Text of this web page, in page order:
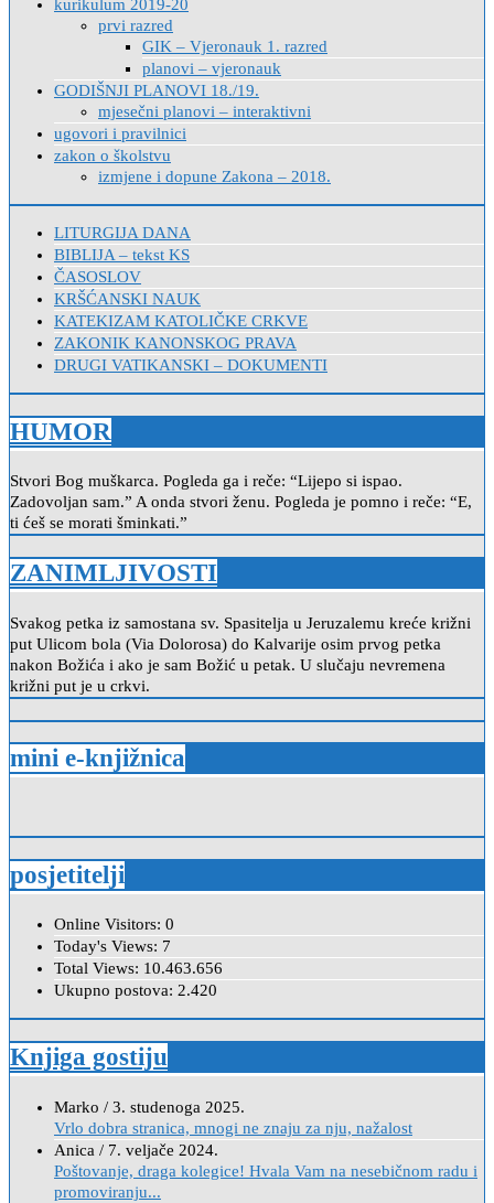
kurikulum 2019-20
prvi razred
GIK – Vjeronauk 1. razred
planovi – vjeronauk
GODIŠNJI PLANOVI 18./19.
mjesečni planovi – interaktivni
ugovori i pravilnici
zakon o školstvu
izmjene i dopune Zakona – 2018.
LITURGIJA DANA
BIBLIJA – tekst KS
ČASOSLOV
KRŠĆANSKI NAUK
KATEKIZAM KATOLIČKE CRKVE
ZAKONIK KANONSKOG PRAVA
DRUGI VATIKANSKI – DOKUMENTI
HUMOR
Stvori Bog muškarca. Pogleda ga i reče: “Lijepo si ispao.
Zadovoljan sam.” A onda stvori ženu. Pogleda je pomno i reče: “E,
ti ćeš se morati šminkati.”
ZANIMLJIVOSTI
Svakog petka iz samostana sv. Spasitelja u Jeruzalemu kreće križni
put Ulicom bola (Via Dolorosa) do Kalvarije osim prvog petka
nakon Božića i ako je sam Božić u petak. U slučaju nevremena
križni put je u crkvi.
mini e-knjižnica
posjetitelji
Online Visitors: 0
Today's Views: 7
Total Views: 10.463.656
Ukupno postova: 2.420
Knjiga gostiju
Marko / 3. studenoga 2025.
Vrlo dobra stranica, mnogi ne znaju za nju, nažalost
Anica / 7. veljače 2024.
Poštovanje, draga kolegice! Hvala Vam na nesebičnom radu i
promoviranju...